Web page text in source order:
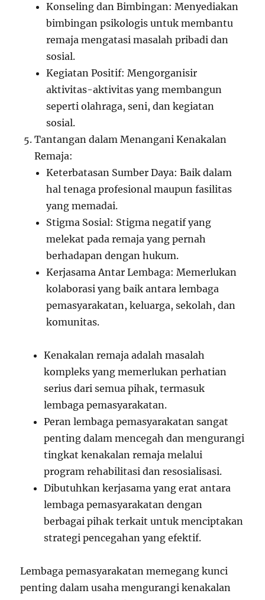
Konseling dan Bimbingan: Menyediakan
bimbingan psikologis untuk membantu
remaja mengatasi masalah pribadi dan
sosial.
Kegiatan Positif: Mengorganisir
aktivitas-aktivitas yang membangun
seperti olahraga, seni, dan kegiatan
sosial.
Tantangan dalam Menangani Kenakalan
Remaja:
Keterbatasan Sumber Daya: Baik dalam
hal tenaga profesional maupun fasilitas
yang memadai.
Stigma Sosial: Stigma negatif yang
melekat pada remaja yang pernah
berhadapan dengan hukum.
Kerjasama Antar Lembaga: Memerlukan
kolaborasi yang baik antara lembaga
pemasyarakatan, keluarga, sekolah, dan
komunitas.
Kenakalan remaja adalah masalah
kompleks yang memerlukan perhatian
serius dari semua pihak, termasuk
lembaga pemasyarakatan.
Peran lembaga pemasyarakatan sangat
penting dalam mencegah dan mengurangi
tingkat kenakalan remaja melalui
program rehabilitasi dan resosialisasi.
Dibutuhkan kerjasama yang erat antara
lembaga pemasyarakatan dengan
berbagai pihak terkait untuk menciptakan
strategi pencegahan yang efektif.
Lembaga pemasyarakatan memegang kunci
penting dalam usaha mengurangi kenakalan